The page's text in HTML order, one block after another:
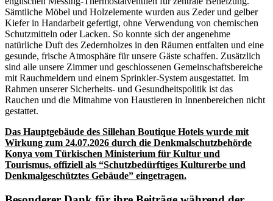
Sämtliche Möbel und Holzelemente wurden aus Zeder und gelber
Kiefer in Handarbeit gefertigt, ohne Verwendung von chemischen
Schutzmitteln oder Lacken. So konnte sich der angenehme
natürliche Duft des Zedernholzes in den Räumen entfalten und eine
gesunde, frische Atmosphäre für unsere Gäste schaffen. Zusätzlich
sind alle unsere Zimmer und geschlossenen Gemeinschaftsbereiche
mit Rauchmeldern und einem Sprinkler-System ausgestattet. Im
Rahmen unserer Sicherheits- und Gesundheitspolitik ist das
Rauchen und die Mitnahme von Haustieren in Innenbereichen nicht
gestattet.
Das Hauptgebäude des Sillehan Boutique Hotels wurde mit
Wirkung zum 24.07.2026 durch die Denkmalschutzbehörde
Konya vom Türkischen Ministerium für Kultur und
Tourismus, offiziell als “Schutzbedürftiges Kulturerbe und
Denkmalgeschütztes Gebäude” eingetragen.